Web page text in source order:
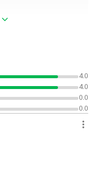
4.0
4.0
0.0
0.0